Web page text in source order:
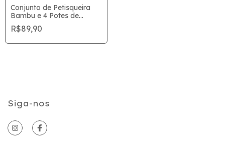
Conjunto de Petisqueira
Bambu e 4 Potes de
Cerâmica
R$89,90
Siga-nos